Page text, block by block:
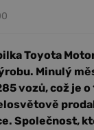
Toyota
Minulý
vozů, což je o
Společnost,